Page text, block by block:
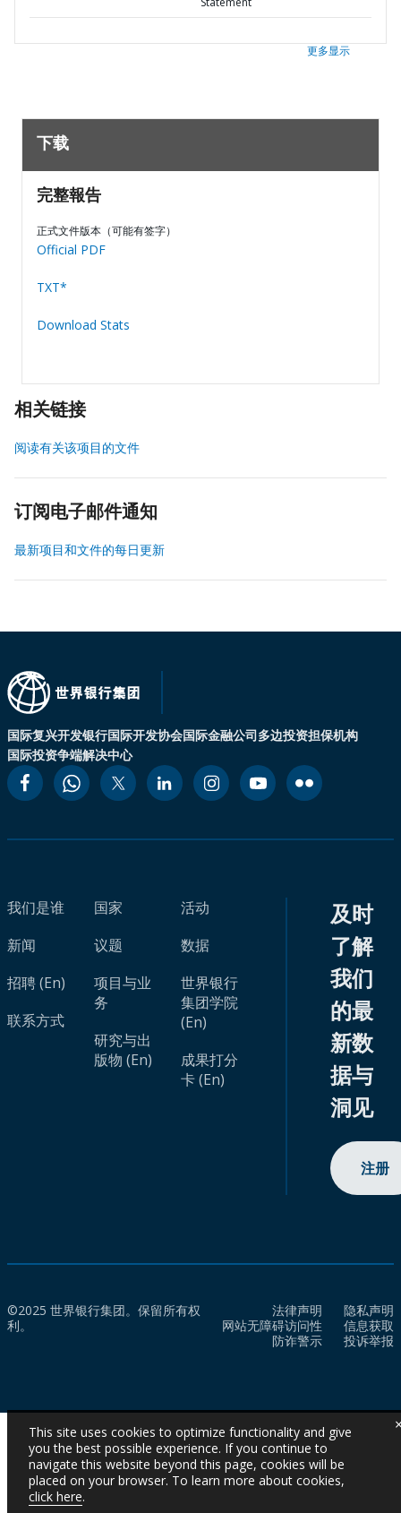
更多显示
下载
完整報告
正式文件版本（可能有签字）
Official PDF
TXT*
Download Stats
相关链接
阅读有关该项目的文件
订阅电子邮件通知
最新项目和文件的每日更新
国际复兴开发银行国际开发协会国际金融公司多边投资担保机构
国际投资争端解决中心
我们是谁
新闻
招聘 (En)
联系方式
国家
议题
项目与业
务
研究与出
版物 (En)
活动
数据
世界银行
集团学院
(En)
成果打分
卡 (En)
及时
了解
我们
的最
新数
据与
洞见
注册
©2025 世界银行集团。保留所有权
利。
法律声明
隐私声明
网站无障碍访问性
信息获取
防诈警示
投诉举报
This site uses cookies to optimize functionality and give
you the best possible experience. If you continue to
navigate this website beyond this page, cookies will be
placed on your browser. To learn more about cookies,
click here.